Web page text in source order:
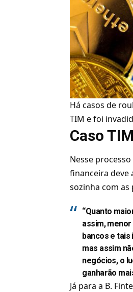
Há casos de
TIM e foi
Caso
Nesse
financeira deve
sozinha com as
“Quanto
assim,
bancos e
mas assim
negócios, o
ganharão
Já para a B.